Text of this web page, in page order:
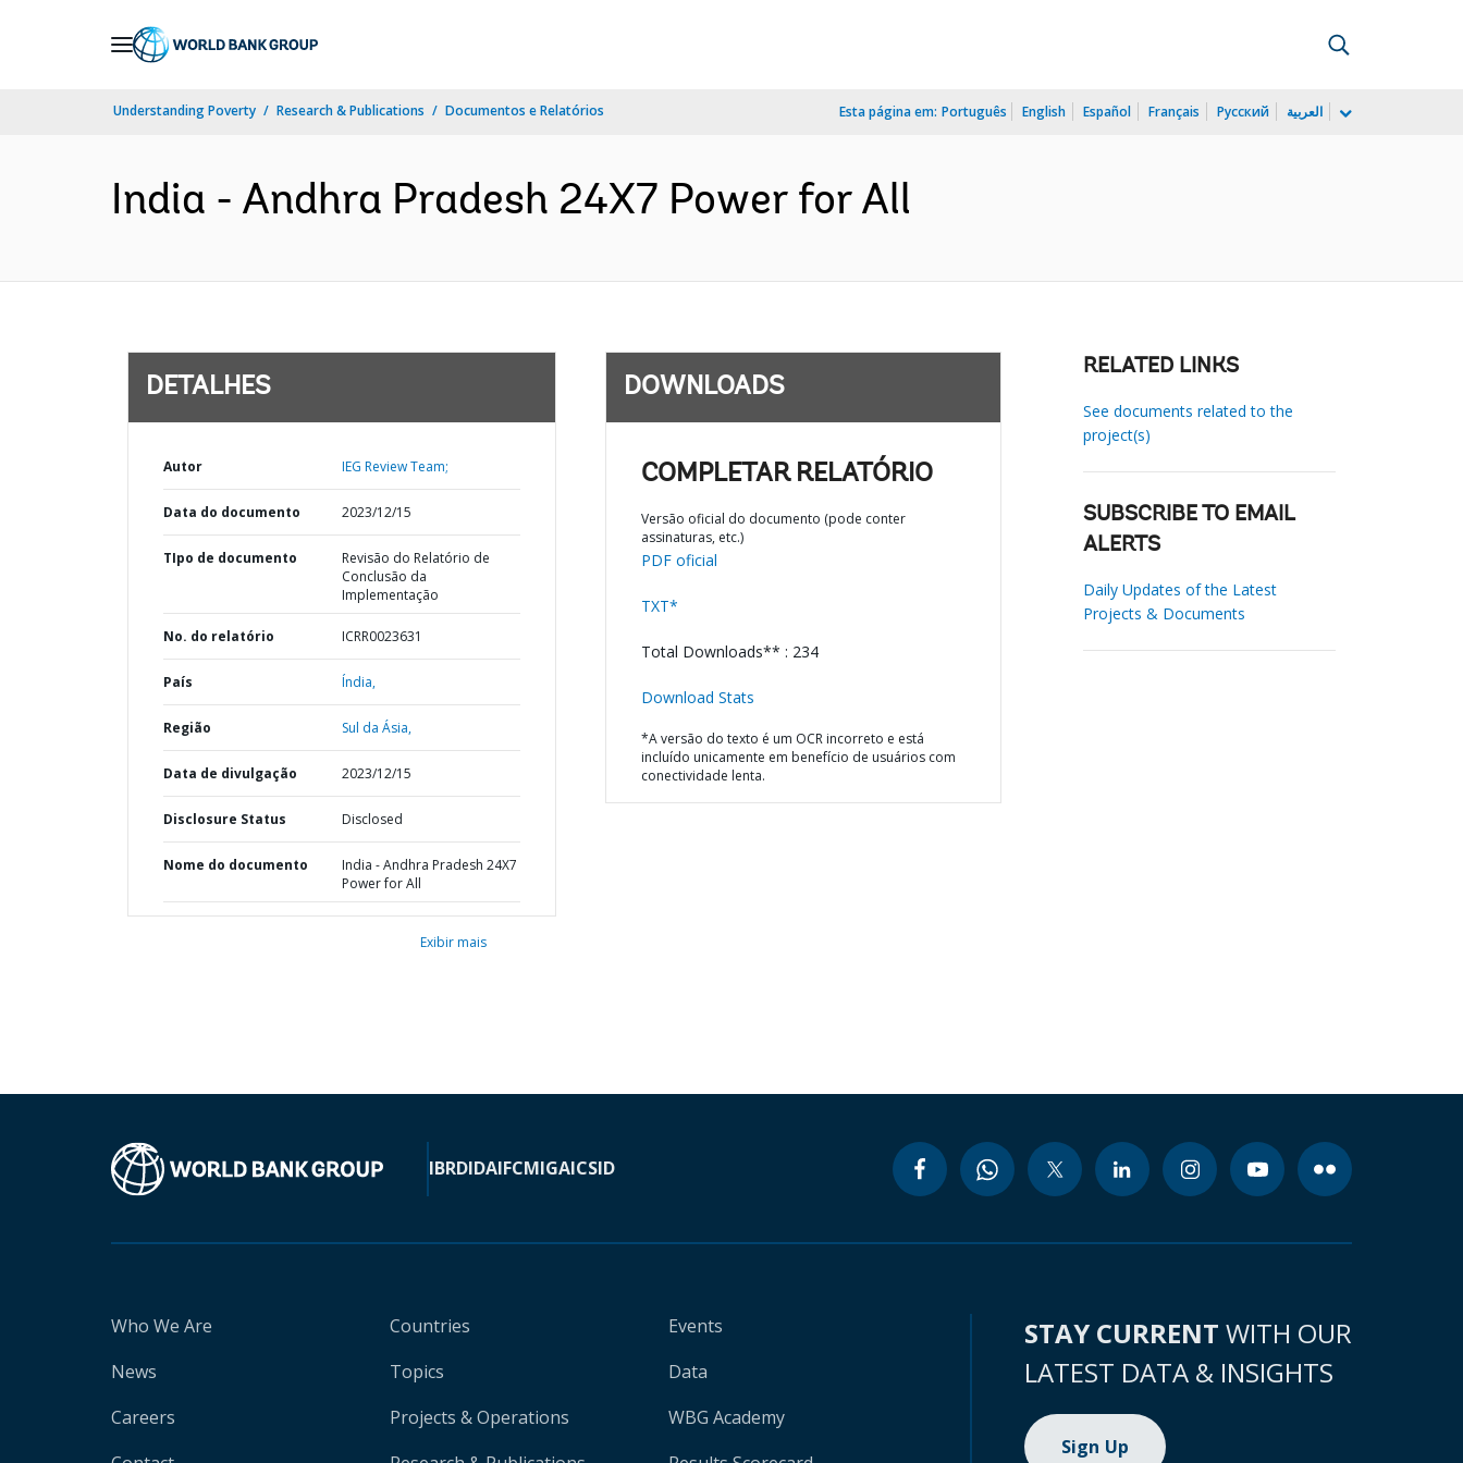
Understanding Poverty Research & Publications Documentos e Relatórios Esta página em: Português English Español Français Русский العربية
India - Andhra Pradesh 24X7 Power for All
DETALHES
Autor IEG Review Team;
Data do documento 2023/12/15
TIpo de documento
Revisão do Relatório de
Conclusão da
Implementação
No. do relatório ICRR0023631
País Índia,
Região Sul da Ásia,
Data de divulgação 2023/12/15
Disclosure Status Disclosed
Nome do documento
India - Andhra Pradesh 24X7
Power for All
Exibir mais
DOWNLOADS
COMPLETAR RELATÓRIO
Versão oficial do documento (pode conter
assinaturas, etc.)
PDF oficial
TXT*
Total Downloads** : 234
Download Stats
*A versão do texto é um OCR incorreto e está
incluído unicamente em benefício de usuários com
conectividade lenta.
RELATED LINKS
See documents related to the
project(s)
SUBSCRIBE TO EMAIL
ALERTS
Daily Updates of the Latest
Projects & Documents
IBRDIDAIFCMIGAICSID
Who We Are
News
Careers
Countries
Topics
Projects & Operations
Events
Data
WBG Academy
STAY CURRENT WITH OUR
LATEST DATA & INSIGHTS
Sign Up